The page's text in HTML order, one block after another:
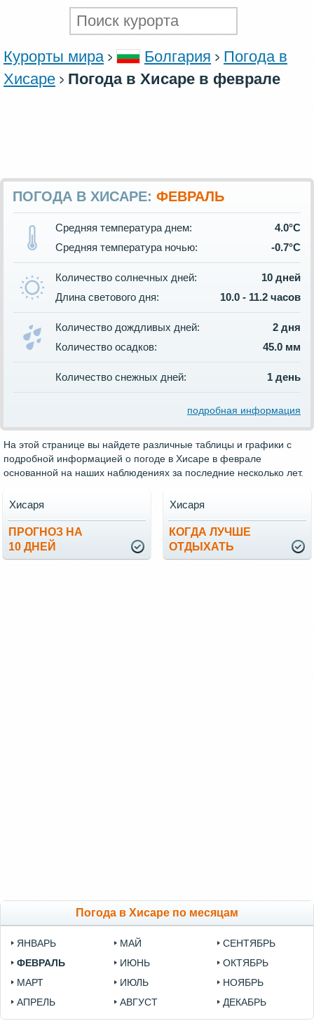
Курорты мира Болгария
Погода в
Хисаре
Погода в Хисаре в феврале
ПОГОДА В ХИСАРЕ: ФЕВРАЛЬ
Средняя температура днем:
4.0°C
Средняя температура ночью:
-0.7°C
Количество солнечных дней:
10 дней
Длина светового дня:
10.0 - 11.2 часов
Количество дождливых дней:
2 дня
Количество осадков:
45.0 мм
Количество снежных дней: 1 день
подробная информация
На этой странице вы найдете различные таблицы и графики с
подробной информацией о погоде в Хисаре в феврале
основанной на наших наблюдениях за последние несколько лет.
ПРОГНОЗ НА
10 ДНЕЙ
Хисаря
КОГДА ЛУЧШЕ
ОТДЫХАТЬ
Хисаря
Погода в Хисаре по месяцам
ЯНВАРЬ
ФЕВРАЛЬ
МАРТ
АПРЕЛЬ
МАЙ
ИЮНЬ
ИЮЛЬ
АВГУСТ
СЕНТЯБРЬ
ОКТЯБРЬ
НОЯБРЬ
ДЕКАБРЬ